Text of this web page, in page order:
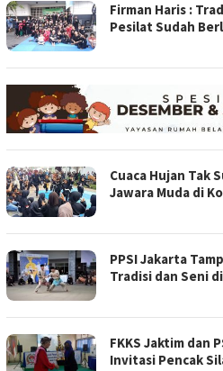
Firman Haris :
Pesilat Sudah
Cuaca Hujan Tak
Jawara Muda di
PPSI Jakarta
Tradisi dan Seni
FKKS Jaktim dan
Invitasi Pencak